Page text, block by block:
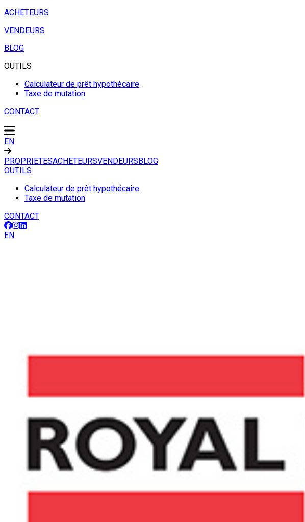
ACHETEURS
VENDEURS
BLOG
OUTILS
Calculateur de prêt hypothécaire
Taxe de mutation
CONTACT
EN
PROPRIETESACHETEURSVENDEURSBLOG
OUTILS
Calculateur de prêt hypothécaire
Taxe de mutation
CONTACT
EN